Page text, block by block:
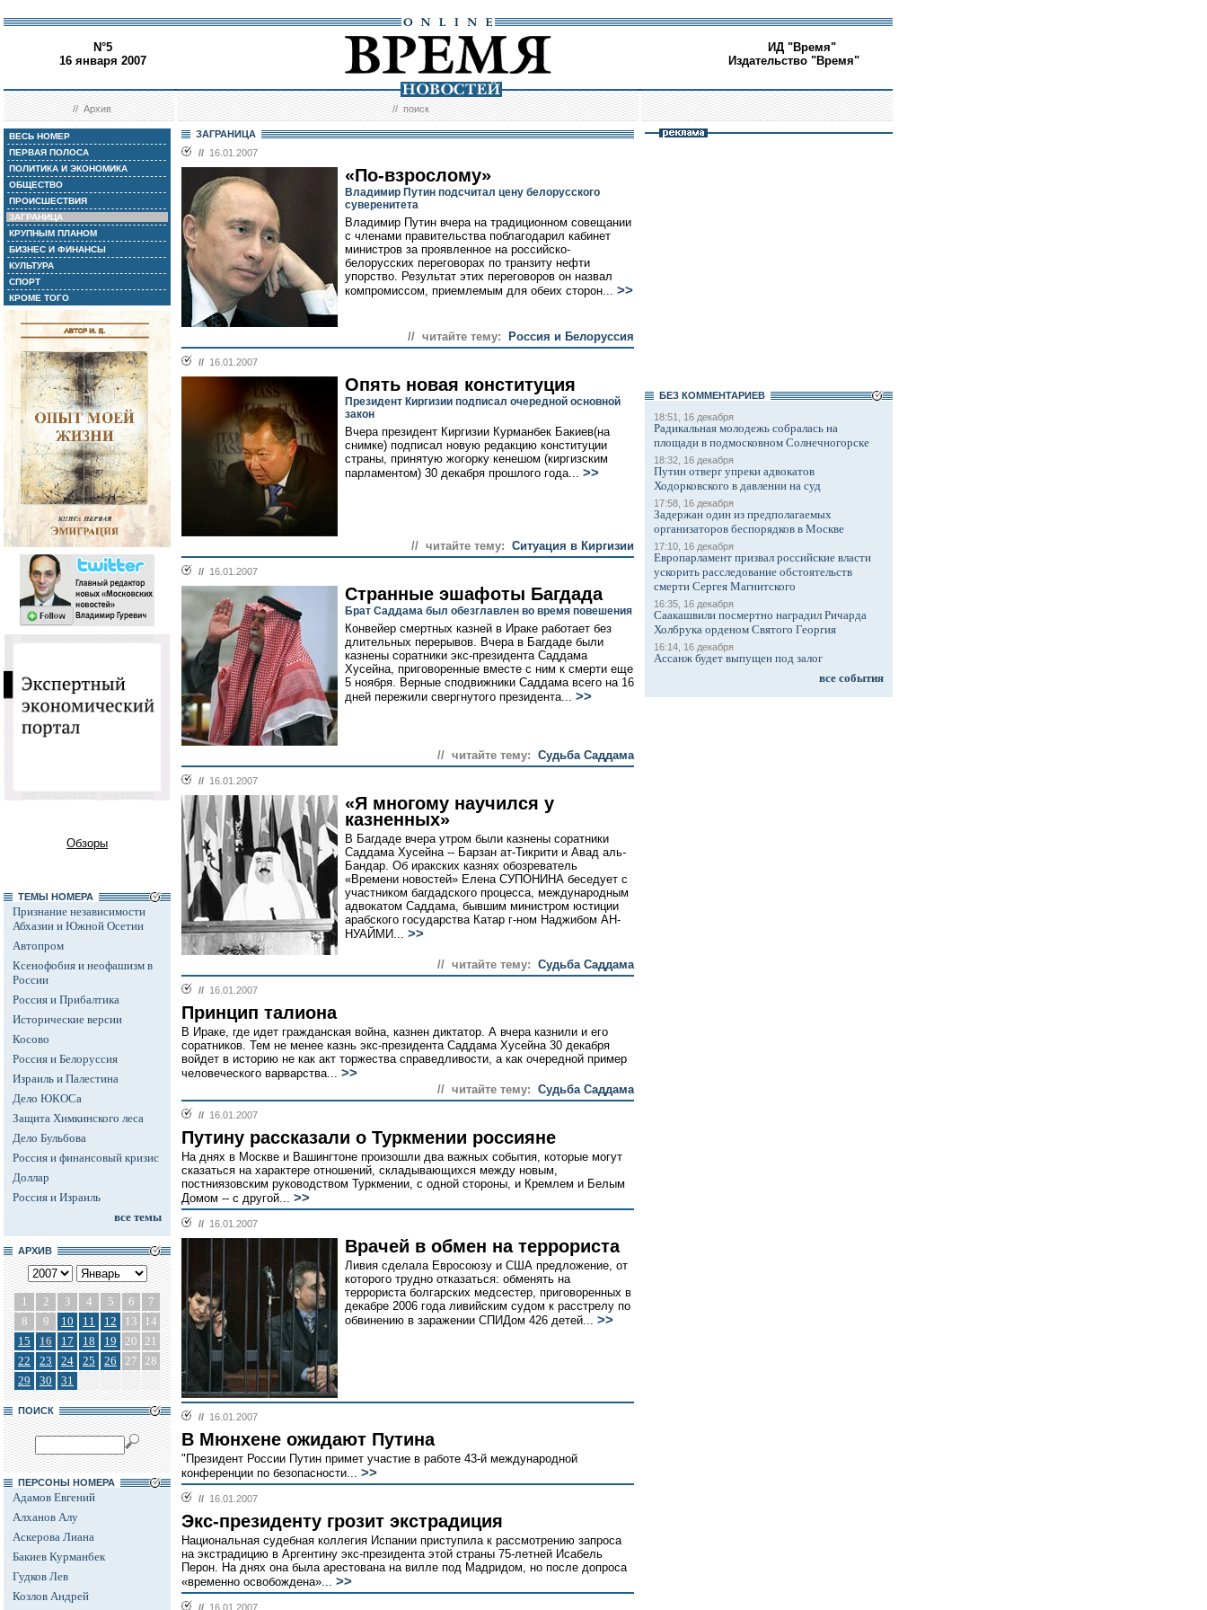
N°5
16 января 2007
ИД "Время"
Издательство "Время"
//Архив //поиск
ВЕСЬ НОМЕР
ПЕРВАЯ ПОЛОСА
ПОЛИТИКА И ЭКОНОМИКА
ОБЩЕСТВО
ПРОИСШЕСТВИЯ
ЗАГРАНИЦА
КРУПНЫМ ПЛАНОМ
БИЗНЕС И ФИНАНСЫ
КУЛЬТУРА
СПОРТ
КРОМЕ ТОГО
Обзоры
ТЕМЫ НОМЕРА
Признание независимости
Абхазии и Южной Осетии
Автопром
Ксенофобия и неофашизм в
России
Россия и Прибалтика
Исторические версии
Косово
Россия и Белоруссия
Израиль и Палестина
Дело ЮКОСа
Защита Химкинского леса
Дело Бульбова
Россия и финансовый кризис
Доллар
Россия и Израиль
все темы
АРХИВ
1 2 3 4 5 6
7
8
9 10 11 12 13
14
15
16 17 18 19 20 21
22
23 24 25 26 27 28
29
30 31
ПОИСК
ПЕРСОНЫ НОМЕРА
Адамов Евгений
Алханов Алу
Аскерова Лиана
Бакиев Курманбек
Гудков Лев
Козлов Андрей
ЗАГРАНИЦА
// 16.01.2007
«По-взрослому»
Владимир Путин подсчитал цену белорусского
суверенитета
Владимир Путин вчера на традиционном совещании
с членами правительства поблагодарил кабинет
министров за проявленное на российско-
белорусских переговорах по транзиту нефти
упорство. Результат этих переговоров он назвал
компромиссом, приемлемым для обеих сторон... >>
// читайте тему: Россия и Белоруссия
// 16.01.2007
Опять новая конституция
Президент Киргизии подписал очередной основной
закон
Вчера президент Киргизии Курманбек Бакиев(на
снимке) подписал новую редакцию конституции
страны, принятую жогорку кенешом (киргизским
парламентом) 30 декабря прошлого года... >>
// читайте тему: Cитуация в Киргизии
// 16.01.2007
Странные эшафоты Багдада
Брат Саддама был обезглавлен во время повешения
Конвейер смертных казней в Ираке работает без
длительных перерывов. Вчера в Багдаде были
казнены соратники экс-президента Саддама
Хусейна, приговоренные вместе с ним к смерти еще
5 ноября. Верные сподвижники Саддама всего на 16
дней пережили свергнутого президента... >>
// читайте тему: Судьба Саддама
// 16.01.2007
«Я многому научился у
казненных»
В Багдаде вчера утром были казнены соратники
Саддама Хусейна -- Барзан ат-Тикрити и Авад аль-
Бандар. Об иракских казнях обозреватель
«Времени новостей» Елена СУПОНИНА беседует с
участником багдадского процесса, международным
адвокатом Саддама, бывшим министром юстиции
арабского государства Катар г-ном Наджибом АН-
НУАЙМИ... >>
// читайте тему: Судьба Саддама
// 16.01.2007
Принцип талиона
В Ираке, где идет гражданская война, казнен диктатор. А вчера казнили и его
соратников. Тем не менее казнь экс-президента Саддама Хусейна 30 декабря
войдет в историю не как акт торжества справедливости, а как очередной пример
человеческого варварства... >>
// читайте тему: Судьба Саддама
// 16.01.2007
Путину рассказали о Туркмении россияне
На днях в Москве и Вашингтоне произошли два важных события, которые могут
сказаться на характере отношений, складывающихся между новым,
постниязовским руководством Туркмении, с одной стороны, и Кремлем и Белым
Домом -- с другой... >>
// 16.01.2007
Врачей в обмен на террориста
Ливия сделала Евросоюзу и США предложение, от
которого трудно отказаться: обменять на
террориста болгарских медсестер, приговоренных в
декабре 2006 года ливийским судом к расстрелу по
обвинению в заражении СПИДом 426 детей... >>
// 16.01.2007
В Мюнхене ожидают Путина
"Президент России Путин примет участие в работе 43-й международной
конференции по безопасности... >>
// 16.01.2007
Экс-президенту грозит экстрадиция
Национальная судебная коллегия Испании приступила к рассмотрению запроса
на экстрадицию в Аргентину экс-президента этой страны 75-летней Исабель
Перон. На днях она была арестована на вилле под Мадридом, но после допроса
«временно освобождена»... >>
// 16.01.2007
БЕЗ КОМMЕНТАРИЕВ
18:51, 16 декабря
Радикальная молодежь собралась на
площади в подмосковном Солнечногорске
18:32, 16 декабря
Путин отверг упреки адвокатов
Ходорковского в давлении на суд
17:58, 16 декабря
Задержан один из предполагаемых
организаторов беспорядков в Москве
17:10, 16 декабря
Европарламент призвал российские власти
ускорить расследование обстоятельств
смерти Сергея Магнитского
16:35, 16 декабря
Саакашвили посмертно наградил Ричарда
Холбрука орденом Святого Георгия
16:14, 16 декабря
Ассанж будет выпущен под залог
все события